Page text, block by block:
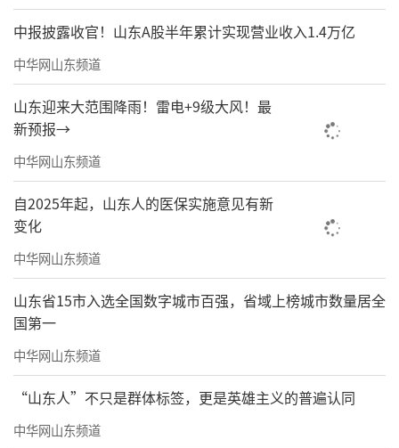
中报披露收官！山东A股半年累计实现营业收入1.4万亿
中华网山东频道
山东迎来大范围降雨！雷电+9级大风！最
新预报→
中华网山东频道
自2025年起，山东人的医保实施意见有新
变化
中华网山东频道
山东省15市入选全国数字城市百强，省域上榜城市数量居全
国第一
中华网山东频道
“山东人”不只是群体标签，更是英雄主义的普遍认同
中华网山东频道